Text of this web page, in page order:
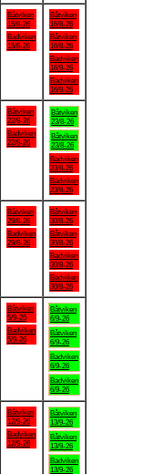
Båtviken
15/8-26
Badviken
15/8-26
Båtviken
16/8-26
Båtviken
16/8-26
Badviken
16/8-26
Badviken
16/8-26
Båtviken
22/8-26
Badviken
22/8-26
Båtviken
23/8-26
Båtviken
23/8-26
Badviken
23/8-26
Badviken
23/8-26
Båtviken
29/8-26
Badviken
29/8-26
Båtviken
30/8-26
Båtviken
30/8-26
Badviken
30/8-26
Badviken
30/8-26
Båtviken
5/9-26
Badviken
5/9-26
Båtviken
6/9-26
Båtviken
6/9-26
Badviken
6/9-26
Badviken
6/9-26
Båtviken
12/9-26
Badviken
12/9-26
Båtviken
13/9-26
Båtviken
13/9-26
Badviken
13/9-26